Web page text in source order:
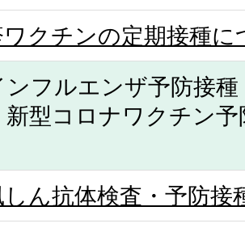
クチンの定期接種に
ンフルエンザ予防接
新型コロナワクチン
ん抗体検査・予防接